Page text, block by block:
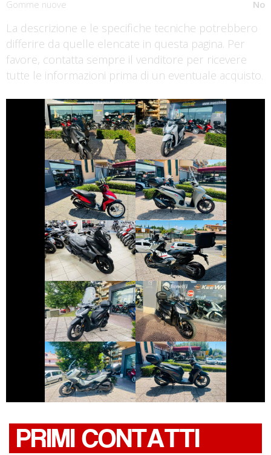
Gomme nuove
No
La descrizione e le specifiche tecniche potrebbero
differire da quelle elencate in questa pagina. Per
favore, contatta sempre il venditore per ricevere
tutte le informazioni prima di un eventuale acquisto.
YAMAHA XMAX HONDA SH
HONDA VISION
€ 1.590 €
HONDA SH
€ 4.490 €
SYM JET
€ 2.590 €
HONDA X-ADV
€ 9.999 €
HONDA SH
€ 3.490 €
SYM SYMPHONY
€ 2.490 €
HONDA ADV-350
€ 5.790 €
HONDA SH
€ 3.650 €
PRIMI CONTATTI